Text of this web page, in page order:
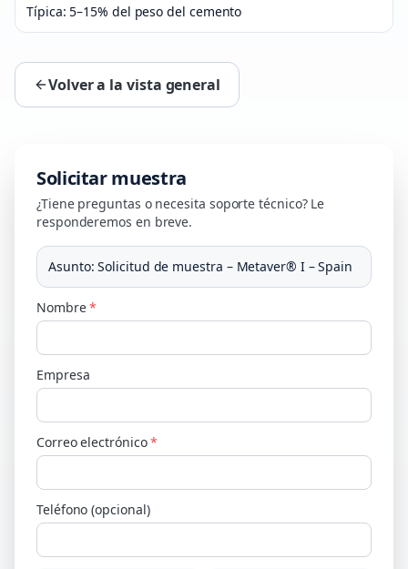
Típica: 5–15% del peso del cemento
Volver a la vista general
Solicitar muestra
¿Tiene preguntas o necesita soporte técnico? Le
responderemos en breve.
Asunto:Solicitud de muestra – Metaver® I – Spain
Nombre *
Empresa
Correo electrónico *
Teléfono (opcional)